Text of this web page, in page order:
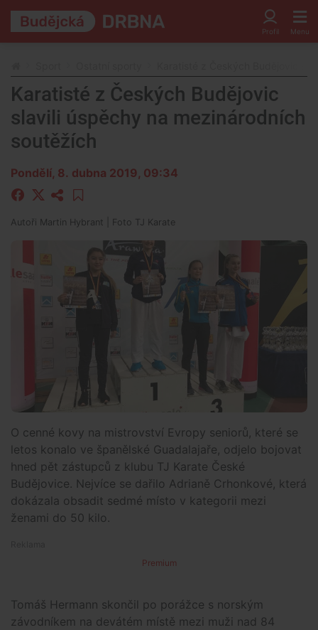
Karatisté z Českých Budějovic
slavili úspěchy na mezinárodních
soutěžích
Pondělí, 8. dubna 2019, 09:34
Autoři Martin Hybrant | Foto TJ Karate
O cenné kovy na mistrovství Evropy seniorů, které se
letos konalo ve španělské Guadalajaře, odjelo bojovat
hned pět zástupců z klubu TJ Karate České
Budějovice. Nejvíce se dařilo Adrianě Crhonkové, která
dokázala obsadit sedmé místo v kategorii mezi
ženami do 50 kilo.
Premium
Tomáš Hermann skončil po porážce s norským
závodníkem na devátém místě mezi muži nad 84